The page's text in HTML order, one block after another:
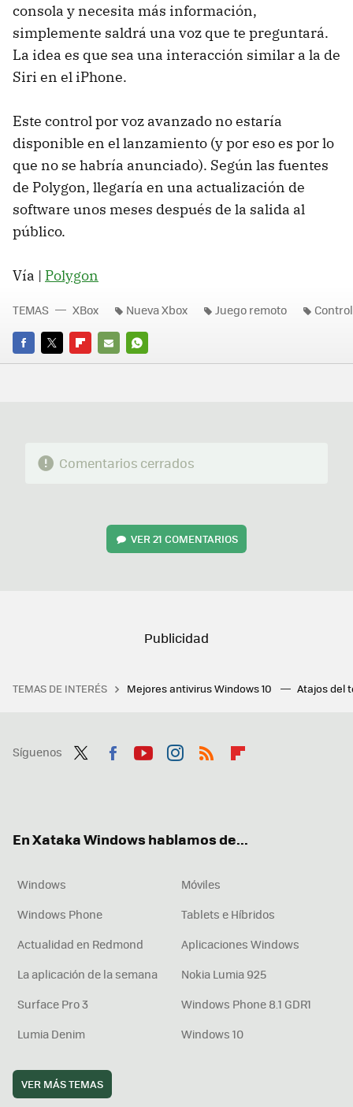
consola y necesita más información,
simplemente saldrá una voz que te preguntará.
La idea es que sea una interacción similar a la de
Siri en el iPhone.
Este control por voz avanzado no estaría
disponible en el lanzamiento (y por eso es por lo
que no se habría anunciado). Según las fuentes
de Polygon, llegaría en una actualización de
software unos meses después de la salida al
público.
Vía | Polygon
FACEBOOK
TWITTERFLIPBOARD
E-
WHATSAPP
TEMAS XBox Nueva Xbox Juego remoto
Comentarios cerrados
VER21 COMENTARIOS
TEMAS DE INTERÉS Mejores antivirus Windows 10 Atajos del
Síguenos
En Xataka Windows hablamos de...
Windows
Móviles
Windows Phone
Tablets e Híbridos
Actualidad en Redmond
Aplicaciones Windows
La aplicación de la semana
Nokia Lumia 925
Surface Pro 3
Windows Phone 8.1 GDR1
Lumia Denim
Windows 10
VER MÁS TEMAS